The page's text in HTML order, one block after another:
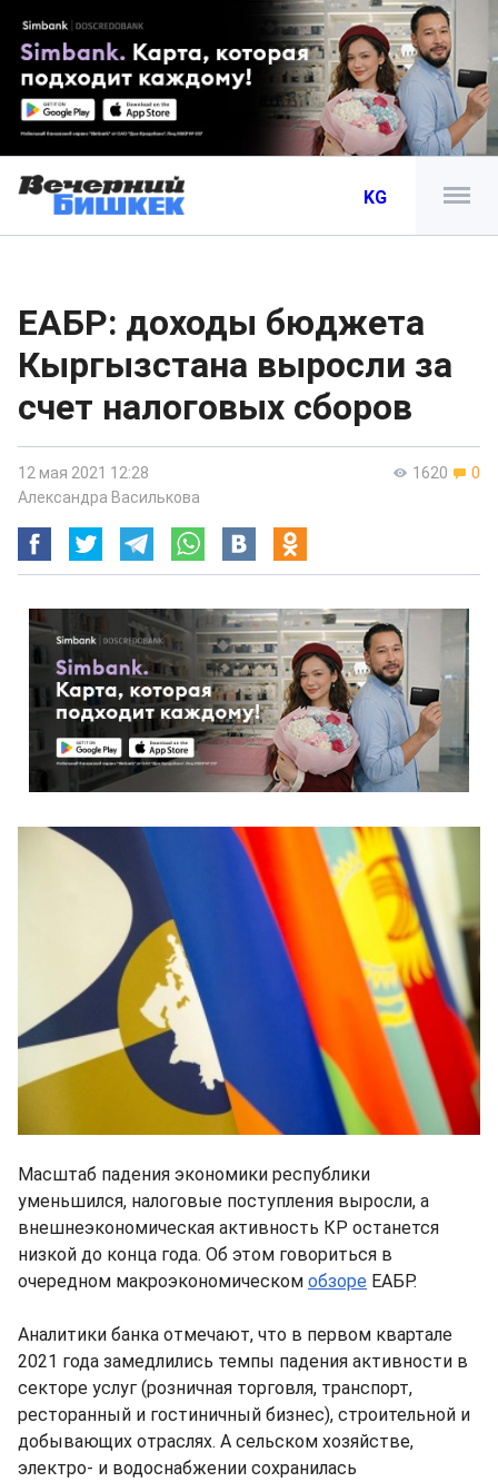
KG
ЕАБР: доходы бюджета
Кыргызстана выросли за
счет налоговых сборов
1620 0
12 мая 2021 12:28
Александра Василькова
Масштаб падения экономики республики
уменьшился, налоговые поступления выросли, а
внешнеэкономическая активность КР останется
низкой до конца года. Об этом говориться в
очередном макроэкономическом обзоре ЕАБР.
Аналитики банка отмечают, что в первом квартале
2021 года замедлились темпы падения активности в
секторе услуг (розничная торговля, транспорт,
ресторанный и гостиничный бизнес), строительной и
добывающих отраслях. А сельском хозяйстве,
электро- и водоснабжении сохранилась